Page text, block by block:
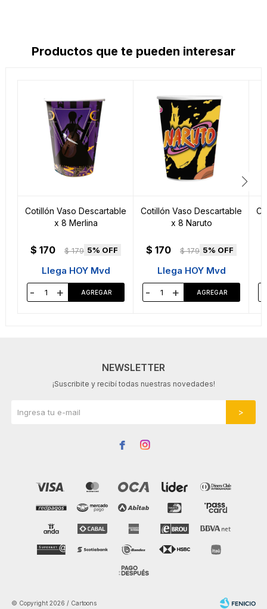
Productos que te pueden interesar
Cotillón Vaso Descartable
x 8 Merlina
$ 170 $ 179 5
Llega HOY Mvd
- +
Cotillón Vaso Descartable
x 8 Naruto
$ 170 $ 179 5
Llega HOY Mvd
- +
NEWSLETTER
¡Suscribite y recibí todas nuestras novedades!
 
© Copyright 2026 / Cartoons